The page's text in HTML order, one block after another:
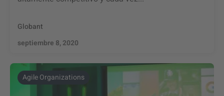
Globant
septiembre 8, 2020
Agile Organizations